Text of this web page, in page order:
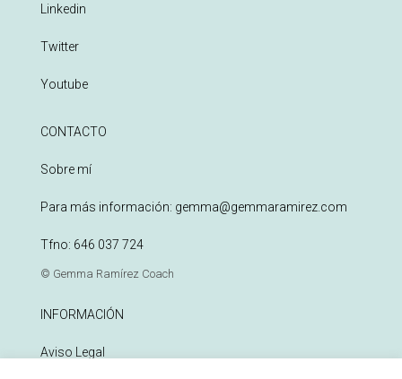
Linkedin
Twitter
Youtube
CONTACTO
Sobre mí
Para más información: gemma@gemmaramirez.com
Tfno: 646 037 724
© Gemma Ramírez Coach
INFORMACIÓN
Aviso Legal